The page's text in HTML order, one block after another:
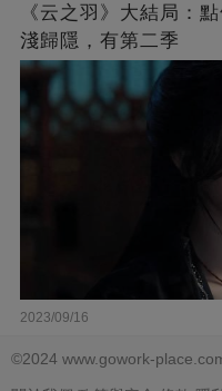
《云之羽》大結局：
淺歸隱，有第二季
2023/09/16
©2024 www.gowork-